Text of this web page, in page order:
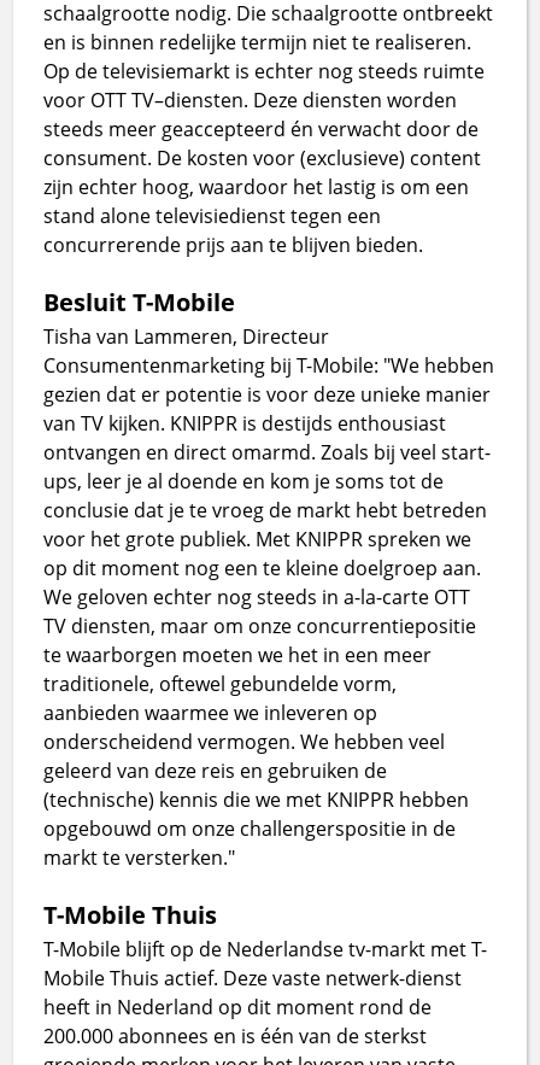
schaalgrootte nodig. Die schaalgrootte ontbreekt
en is binnen redelijke termijn niet te realiseren.
Op de televisiemarkt is echter nog steeds ruimte
voor OTT TV–diensten. Deze diensten worden
steeds meer geaccepteerd én verwacht door de
consument. De kosten voor (exclusieve) content
zijn echter hoog, waardoor het lastig is om een
stand alone televisiedienst tegen een
concurrerende prijs aan te blijven bieden.
Besluit T-Mobile
Tisha van Lammeren, Directeur
Consumentenmarketing bij T-Mobile: "We hebben
gezien dat er potentie is voor deze unieke manier
van TV kijken. KNIPPR is destijds enthousiast
ontvangen en direct omarmd. Zoals bij veel start-
ups, leer je al doende en kom je soms tot de
conclusie dat je te vroeg de markt hebt betreden
voor het grote publiek. Met KNIPPR spreken we
op dit moment nog een te kleine doelgroep aan.
We geloven echter nog steeds in a-la-carte OTT
TV diensten, maar om onze concurrentiepositie
te waarborgen moeten we het in een meer
traditionele, oftewel gebundelde vorm,
aanbieden waarmee we inleveren op
onderscheidend vermogen. We hebben veel
geleerd van deze reis en gebruiken de
(technische) kennis die we met KNIPPR hebben
opgebouwd om onze challengerspositie in de
markt te versterken."
T-Mobile Thuis
T-Mobile blijft op de Nederlandse tv-markt met T-
Mobile Thuis actief. Deze vaste netwerk-dienst
heeft in Nederland op dit moment rond de
200.000 abonnees en is één van de sterkst